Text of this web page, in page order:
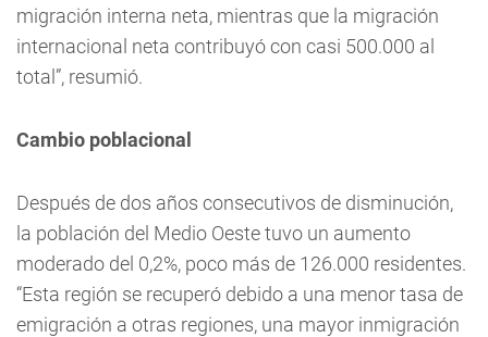
migración interna neta, mientras que la migración
internacional neta contribuyó con casi 500.000 al
total”, resumió.
Cambio poblacional
Después de dos años consecutivos de disminución,
la población del Medio Oeste tuvo un aumento
moderado del 0,2%, poco más de 126.000 residentes.
“Esta región se recuperó debido a una menor tasa de
emigración a otras regiones, una mayor inmigración